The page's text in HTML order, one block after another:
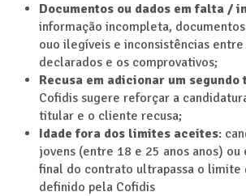
Documentos ou dados em falta /
informação incompleta,
ouo ilegíveis e inconsistências entre
declarados e os comprovativos;
Recusa em adicionar um
Cofidis sugere reforçar a
titular e o cliente recusa;
Idade fora dos limites aceites:
jovens (entre 18 e 25 anos anos) ou
final do contrato ultrapassa o limite
definido pela Cofidis